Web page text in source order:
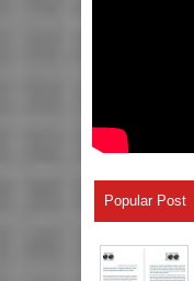
Popular Post